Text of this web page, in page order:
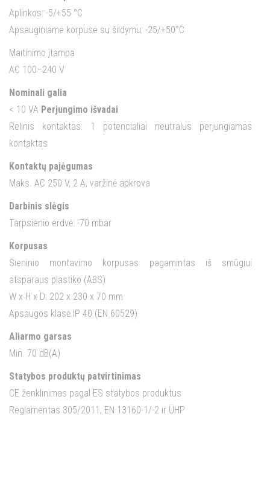
Aplinkos: -5/+55 °C
Apsauginiame korpuse su šildymu: -25/+50°C
Maitinimo įtampa
AC 100–240 V
Nominali galia
< 10 VA Perjungimo išvadai
Relinis kontaktas: 1 potencialiai neutralus perjungiamas
kontaktas
Kontaktų pajėgumas
Maks. AC 250 V, 2 A, varžinė apkrova
Darbinis slėgis
Tarpsienio erdvė: -70 mbar
Korpusas
Sieninio montavimo korpusas pagamintas iš smūgiui
atsparaus plastiko (ABS)
W x H x D: 202 x 230 x 70 mm
Apsaugos klasė IP 40 (EN 60529)
Aliarmo garsas
Min. 70 dB(A)
Statybos produktų patvirtinimas
CE ženklinimas pagal ES statybos produktus
Reglamentas 305/2011, EN 13160-1/-2 ir ÜHP